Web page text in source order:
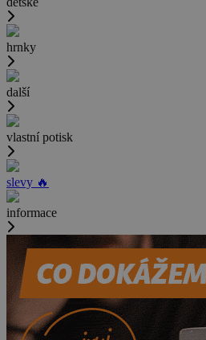
hrnky
další
vlastní potisk
slevy 🔥
informace